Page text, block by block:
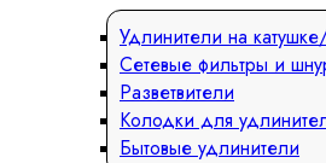
Удлинители на
Сетевые фильтры и
Разветвители
Колодки для
Бытовые удлинители